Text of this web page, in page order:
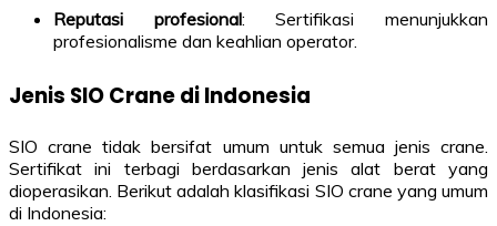
Reputasi profesional: Sertifikasi menunjukkan
profesionalisme dan keahlian operator.
Jenis SIO Crane di Indonesia
SIO crane tidak bersifat umum untuk semua jenis crane.
Sertifikat ini terbagi berdasarkan jenis alat berat yang
dioperasikan. Berikut adalah klasifikasi SIO crane yang umum
di Indonesia: